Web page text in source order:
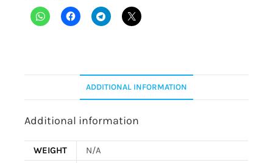
ADDITIONAL INFORMATION
Additional information
WEIGHT
N/A